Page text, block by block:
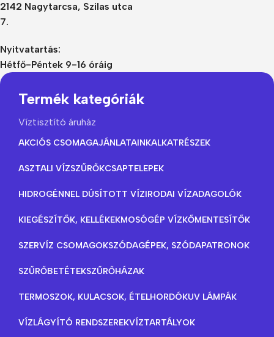
2142 Nagytarcsa, Szilas utca
7.
Nyitvatartás:
Hétfő-Péntek 9-16 óráig
Termék kategóriák
Víztisztító áruház
AKCIÓS CSOMAGAJÁNLATAINKALKATRÉSZEK
ASZTALI VÍZSZŰRŐKCSAPTELEPEK
HIDROGÉNNEL DÚSÍTOTT VÍZIRODAI VÍZADAGOLÓK
KIEGÉSZÍTŐK, KELLÉKEKMOSÓGÉP VÍZKŐMENTESÍTŐK
SZERVÍZ CSOMAGOKSZÓDAGÉPEK, SZÓDAPATRONOK
SZŰRŐBETÉTEKSZŰRŐHÁZAK
TERMOSZOK, KULACSOK, ÉTELHORDÓKUV LÁMPÁK
VÍZLÁGYÍTÓ RENDSZEREKVÍZTARTÁLYOK